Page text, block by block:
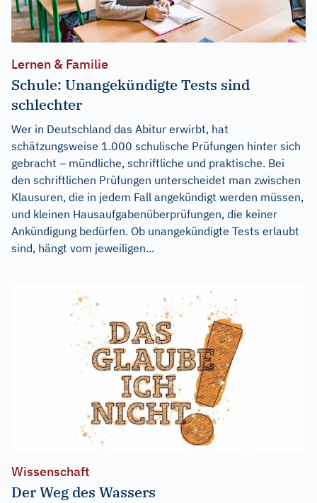
Lernen & Familie
Schule: Unangekündigte Tests sind
schlechter
Wer in Deutschland das Abitur erwirbt, hat
schätzungsweise 1.000 schulische Prüfungen hinter sich
gebracht – mündliche, schriftliche und praktische. Bei
den schriftlichen Prüfungen unterscheidet man zwischen
Klausuren, die in jedem Fall angekündigt werden müssen,
und kleinen Hausaufgabenüberprüfungen, die keiner
Ankündigung bedürfen. Ob unangekündigte Tests erlaubt
sind, hängt vom jeweiligen...
Wissenschaft
Der Weg des Wassers